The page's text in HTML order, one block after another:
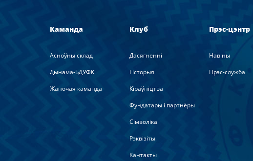
Каманда
Асноўны склад
Дынама-БДУФК
Жаночая каманда
Клуб
Дасягненні
Гісторыя
Кіраўніцтва
Фундатары і партнёры
Сімволіка
Рэквізіты
Кантакты
Прэс-цэнтр
Навiны
Прэс-служба